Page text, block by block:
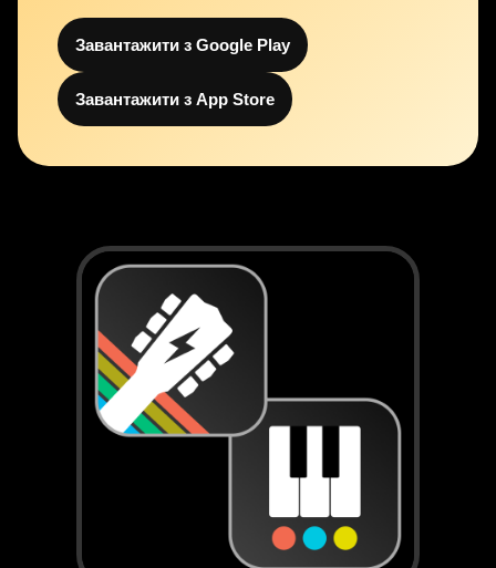
Завантажити з Google Play
Завантажити з App Store